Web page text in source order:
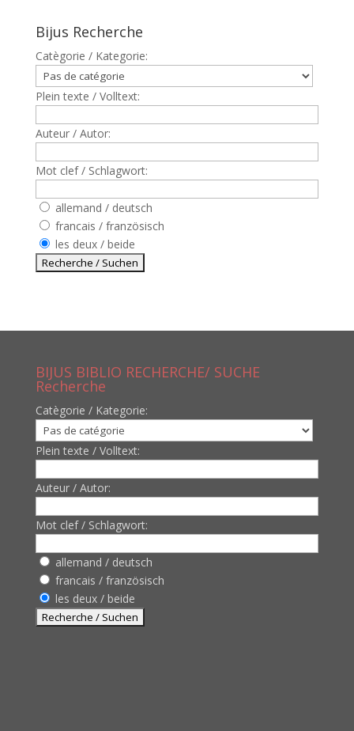
Bijus Recherche
Catègorie / Kategorie:
Plein texte / Volltext:
Auteur / Autor:
Mot clef / Schlagwort:
allemand / deutsch
francais / französisch
les deux / beide
BIJUS BIBLIO RECHERCHE/ SUCHE
Recherche
Catègorie / Kategorie:
Plein texte / Volltext:
Auteur / Autor:
Mot clef / Schlagwort:
allemand / deutsch
francais / französisch
les deux / beide